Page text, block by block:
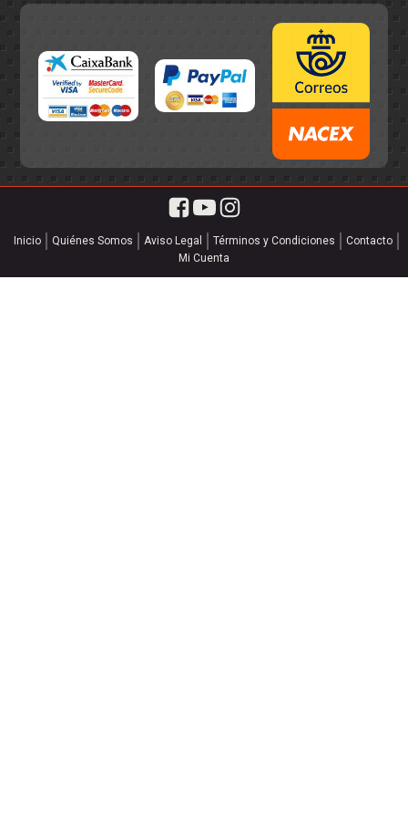
Inicio Quiénes Somos Aviso Legal Términos y Condiciones
Contacto
Mi Cuenta